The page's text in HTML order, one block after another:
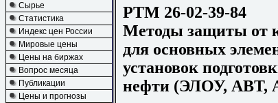
Сырье
Статистика
Индекс цен России
Мировые цены
Цены на биржах
Вопрос месяца
Публикации
Цены и прогнозы
РТМ 26-02-39-84
Методы защиты от
для основных
установок
нефти (ЭЛОУ, АВТ,